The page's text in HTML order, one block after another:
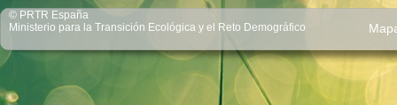
© PRTR España
Ministerio para la Transición Ecológica y el Reto Demográfico